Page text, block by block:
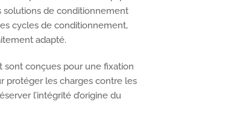
solutions de conditionnement
cycles de conditionnement,
adapté.
sont conçues pour une fixation
protéger les charges contre les
l’intégrité d’origine du